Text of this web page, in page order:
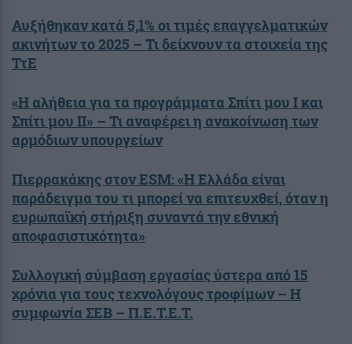
Αυξήθηκαν κατά 5,1% οι τιμές επαγγελματικών
ακινήτων το 2025 – Τι δείχνουν τα στοιχεία της
ΤτΕ
«Η αλήθεια για τα προγράμματα Σπίτι μου Ι και
Σπίτι μου ΙΙ» – Τι αναφέρει η ανακοίνωση των
αρμόδιων υπουργείων
Πιερρακάκης στον ESM: «Η Ελλάδα είναι
παράδειγμα του τι μπορεί να επιτευχθεί, όταν η
ευρωπαϊκή στήριξη συναντά την εθνική
αποφασιστικότητα»
Συλλογική σύμβαση εργασίας ύστερα από 15
χρόνια για τους τεχνολόγους τροφίμων – Η
συμφωνία ΣΕΒ – Π.Ε.Τ.Ε.Τ.